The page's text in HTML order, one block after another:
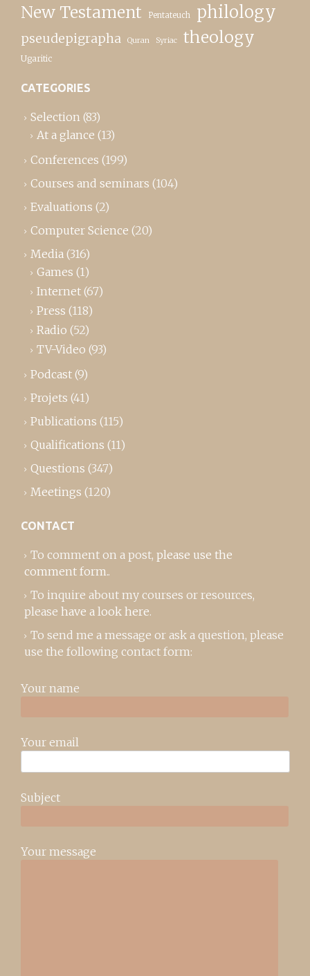
New Testament Pentateuch philology
pseudepigrapha Quran Syriac theology
Ugaritic
CATEGORIES
Selection (83)
At a glance (13)
Conferences (199)
Courses and seminars (104)
Evaluations (2)
Computer Science (20)
Media (316)
Games (1)
Internet (67)
Press (118)
Radio (52)
TV-Video (93)
Podcast (9)
Projets (41)
Publications (115)
Qualifications (11)
Questions (347)
Meetings (120)
CONTACT
To comment on a post, please use the
comment form..
To inquire about my courses or resources,
please have a look here.
To send me a message or ask a question, please
use the following contact form:
Your name
Your email
Subject
Your message